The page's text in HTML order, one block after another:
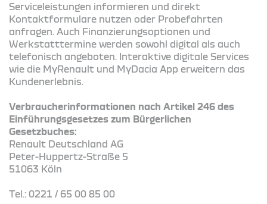
Serviceleistungen informieren und direkt
Kontaktformulare nutzen oder Probefahrten
anfragen. Auch Finanzierungsoptionen und
Werkstatttermine werden sowohl digital als auch
telefonisch angeboten. Interaktive digitale Services
wie die MyRenault und MyDacia App erweitern das
Kundenerlebnis.
Verbraucherinformationen nach Artikel 246 des
Einführungsgesetzes zum Bürgerlichen
Gesetzbuches:
Renault Deutschland AG
Peter-Huppertz-Straße 5
51063 Köln
Tel.: 0221 / 65 00 85 00